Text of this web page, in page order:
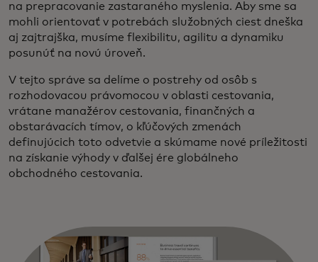
na prepracovanie zastaraného myslenia. Aby sme sa
mohli orientovať v potrebách služobných ciest dneška
aj zajtrajška, musíme flexibilitu, agilitu a dynamiku
posunúť na novú úroveň.
V tejto správe sa delíme o postrehy od osôb s
rozhodovacou právomocou v oblasti cestovania,
vrátane manažérov cestovania, finančných a
obstarávacích tímov, o kľúčových zmenách
definujúcich toto odvetvie a skúmame nové príležitosti
na získanie výhody v ďalšej ére globálneho
obchodného cestovania.